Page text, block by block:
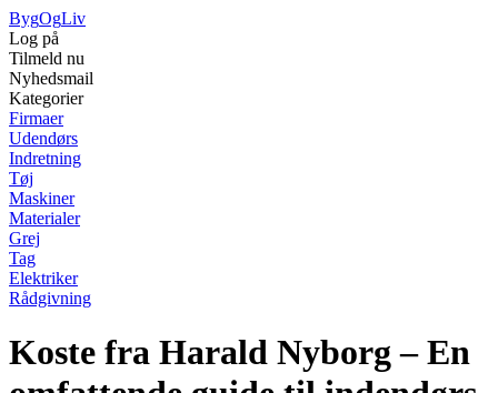
BygOgLiv
Log på
Tilmeld nu
Nyhedsmail
Kategorier
Firmaer
Udendørs
Indretning
Tøj
Maskiner
Materialer
Grej
Tag
Elektriker
Rådgivning
Koste fra Harald Nyborg – En